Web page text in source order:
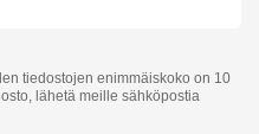
tiedostojen enimmäiskoko on 10
lähetä meille sähköpostia